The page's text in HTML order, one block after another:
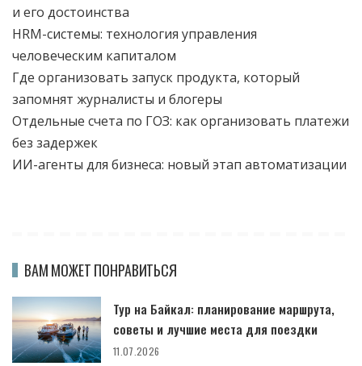
и его достоинства
HRM-системы: технология управления
человеческим капиталом
Где организовать запуск продукта, который
запомнят журналисты и блогеры
Отдельные счета по ГОЗ: как организовать платежи
без задержек
ИИ-агенты для бизнеса: новый этап автоматизации
ВАМ МОЖЕТ ПОНРАВИТЬСЯ
Тур на Байкал: планирование маршрута,
советы и лучшие места для поездки
11.07.2026